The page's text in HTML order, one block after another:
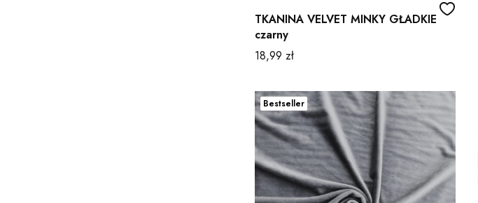
TKANINA VELVET MINKY GŁADKIE
czarny
Cena
18,99 zł
Bestseller